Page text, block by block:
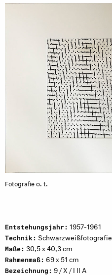
Fotografieo. t.
Entstehungsjahr: 1957-1961
Technik: Schwarzweißfotografie
Maße: 30,5 x 40,3 cm
Rahmenmaß: 69 x 51 cm
Bezeichnung: 9 / X / I II A